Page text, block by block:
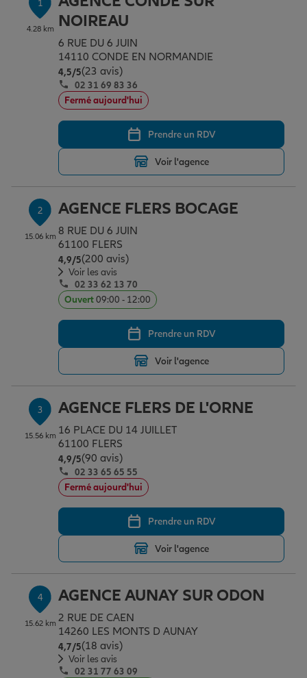
Assurance emprunteur
Prévoyance et dépendance
Assurance animal de compagnie
Protection de la famille
Protection juridique
Épargne & retraite
Plan épargne retraite
Assurance vie
Placements financiers
Investissements immobiliers
Transmission
Vos projets
Partir en vacances
Déménager
Changer de voiture
Départ à la retraite
Préparer l’avenir
Conseil assurance
Outre-mer
Assurance auto
Assurance habitation
Le Pack Famille
Garantie des accidents de la vie
Assurance scolaire
Protection juridique
Retraite
Tous nos devis d'assurance
Professionnels
Allianz en France
1
4.28 km
NOIREAU
6 RUE DU 6 JUIN
14110 CONDE EN NORMANDIE
4,5/5Note de 4.5 sur 5
(23 avis)
02 31 69 83 36
Fermé aujourd'hui
Prendre un RDV
Voir l'agence
2
15.06 km
AGENCE FLERS BOCAGE
8 RUE DU 6 JUIN
61100 FLERS
4,9/5Note de 4.9 sur 5
(200 avis)
Voir les avis
02 33 62 13 70
Ouvert09:00 - 12:00
Prendre un RDV
Voir l'agence
3
15.56 km
AGENCE FLERS DE L'ORNE
16 PLACE DU 14 JUILLET
61100 FLERS
4,9/5Note de 4.9 sur 5
(90 avis)
02 33 65 65 55
Fermé aujourd'hui
Prendre un RDV
Voir l'agence
4
15.62 km
AGENCE AUNAY SUR ODON
2 RUE DE CAEN
14260 LES MONTS D AUNAY
4,7/5Note de 4.7 sur 5
(18 avis)
Voir les avis
02 31 77 63 09